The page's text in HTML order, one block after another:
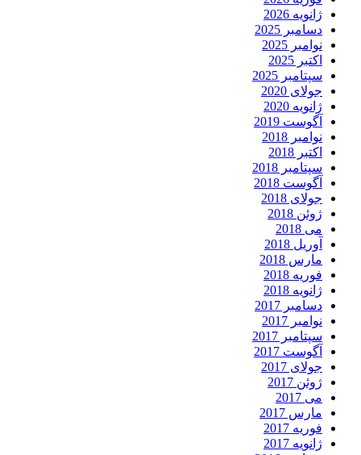
ژانویه 2026
دسامبر 2025
نوامبر 2025
اکتبر 2025
سپتامبر 2025
جولای 2020
ژانویه 2020
آگوست 2019
نوامبر 2018
اکتبر 2018
سپتامبر 2018
آگوست 2018
جولای 2018
ژوئن 2018
می 2018
آوریل 2018
مارس 2018
فوریه 2018
ژانویه 2018
دسامبر 2017
نوامبر 2017
سپتامبر 2017
آگوست 2017
جولای 2017
ژوئن 2017
می 2017
مارس 2017
فوریه 2017
ژانویه 2017